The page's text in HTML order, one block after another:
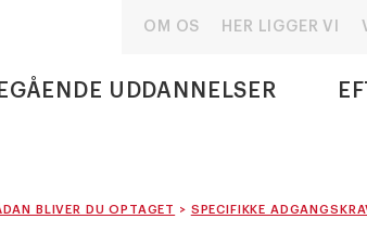
OM OS HER LIGGER VI
UDDANNELSER
BLIVER DU OPTAGET > SPECIFIKKE